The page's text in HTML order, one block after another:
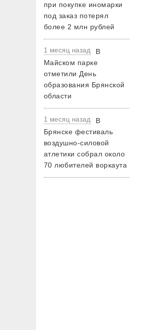
при покупке иномарки
под заказ потерял
более 2 млн рублей
1 месяц назад
В
Майском парке
отметили День
образования Брянской
области
1 месяц назад
В
Брянске фестиваль
воздушно-силовой
атлетики собрал около
70 любителей воркаута